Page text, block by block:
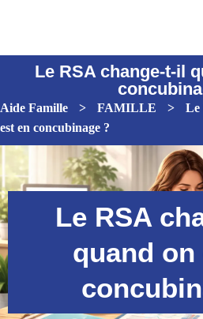
Le RSA change-t-il
Aide Famille > FAMILLE >
Le
est en concubinage ?
Le RSA
quand on